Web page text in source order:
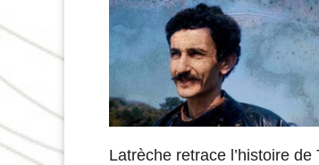
Latrèche retrace l’histoire